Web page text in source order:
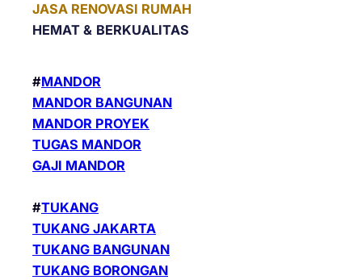
JASA RENOVASI RUMAH
HEMAT & BERKUALITAS
#MANDOR
MANDOR BANGUNAN
MANDOR PROYEK
TUGAS MANDOR
GAJI MANDOR
#TUKANG
TUKANG JAKARTA
TUKANG BANGUNAN
TUKANG BORONGAN